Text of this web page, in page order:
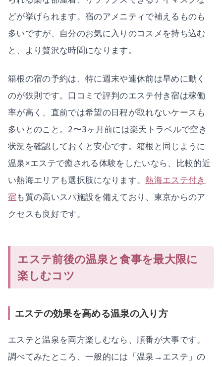
どが挙げられます。宿のアメニティで補えるものも
多いですが、自分のお気に入りのコスメを持ち込む
と、より贅沢な時間になります。
箱根の宿の予約は、特に週末や連休前は早めに動く
のが鉄則です。口コミで評判のエステ付き宿は稼働
率が高く、直前では希望の日程が取れないケースも
多いとのこと。2〜3ヶ月前には楽天トラベルで空き
状況を確認しておくと安心です。箱根と同じように
温泉×エステで癒される体験をしたいなら、比較的近
い熱海エリアも選択肢になります。熱海エステ付き
宿も質の高いスパ施設を備えており、東京からのア
クセスも良好です。
エステ前後の温泉と食事を最大限に
楽しむコツ
エステの効果を高める温泉の入り方
エステと温泉を両方楽しむなら、順番が大事です。
調べてみたところ、一般的には「温泉→エステ」の